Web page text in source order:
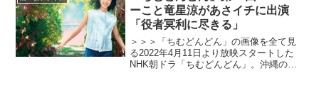
いた...
ーこと竜星涼があさイチに出演
「役者冥利に尽きる」
＞＞＞「ちむどんどん」の画像を全て見
る2022年4月11日より放映スタートした
NHK朝ドラ「ちむどんどん」。沖縄の本